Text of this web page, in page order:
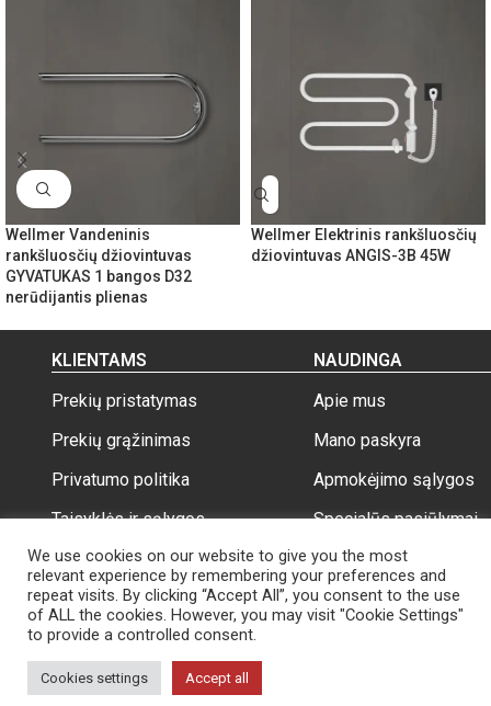
Wellmer Vandeninis
rankšluosčių džiovintuvas
GYVATUKAS 1 bangos D32
nerūdijantis plienas
Wellmer Elektrinis rankšluosčių
džiovintuvas ANGIS-3B 45W
KLIENTAMS
Prekių pristatymas
Prekių grąžinimas
Privatumo politika
Taisyklės ir sąlygos
NAUDINGA
Apie mus
Mano paskyra
Apmokėjimo sąlygos
Specialūs pasiūlymai
Wellmer.lt Visos teisės saugomos 2026
We use cookies on our website to give you the most
relevant experience by remembering your preferences and
repeat visits. By clicking “Accept All”, you consent to the use
of ALL the cookies. However, you may visit "Cookie Settings"
to provide a controlled consent.
Cookies settings Accept all